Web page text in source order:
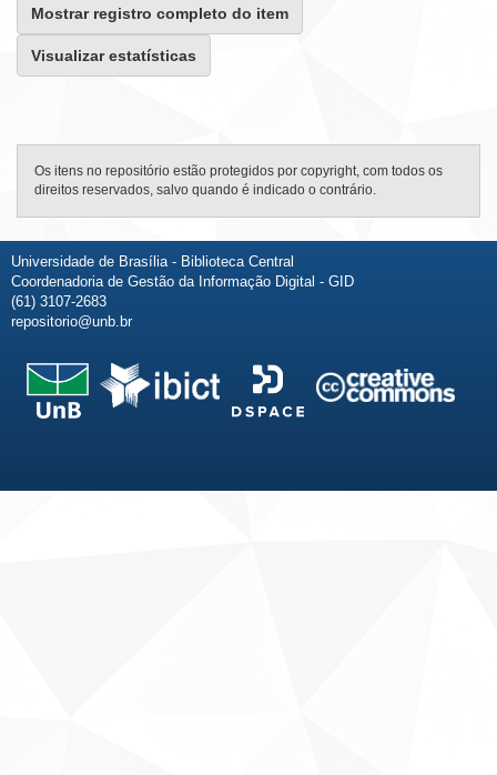
Mostrar registro completo do item
Visualizar estatísticas
Os itens no repositório estão protegidos por copyright, com todos os
direitos reservados, salvo quando é indicado o contrário.
Universidade de Brasília - Biblioteca Central
Coordenadoria de Gestão da Informação Digital - GID
(61) 3107-2683
repositorio@unb.br